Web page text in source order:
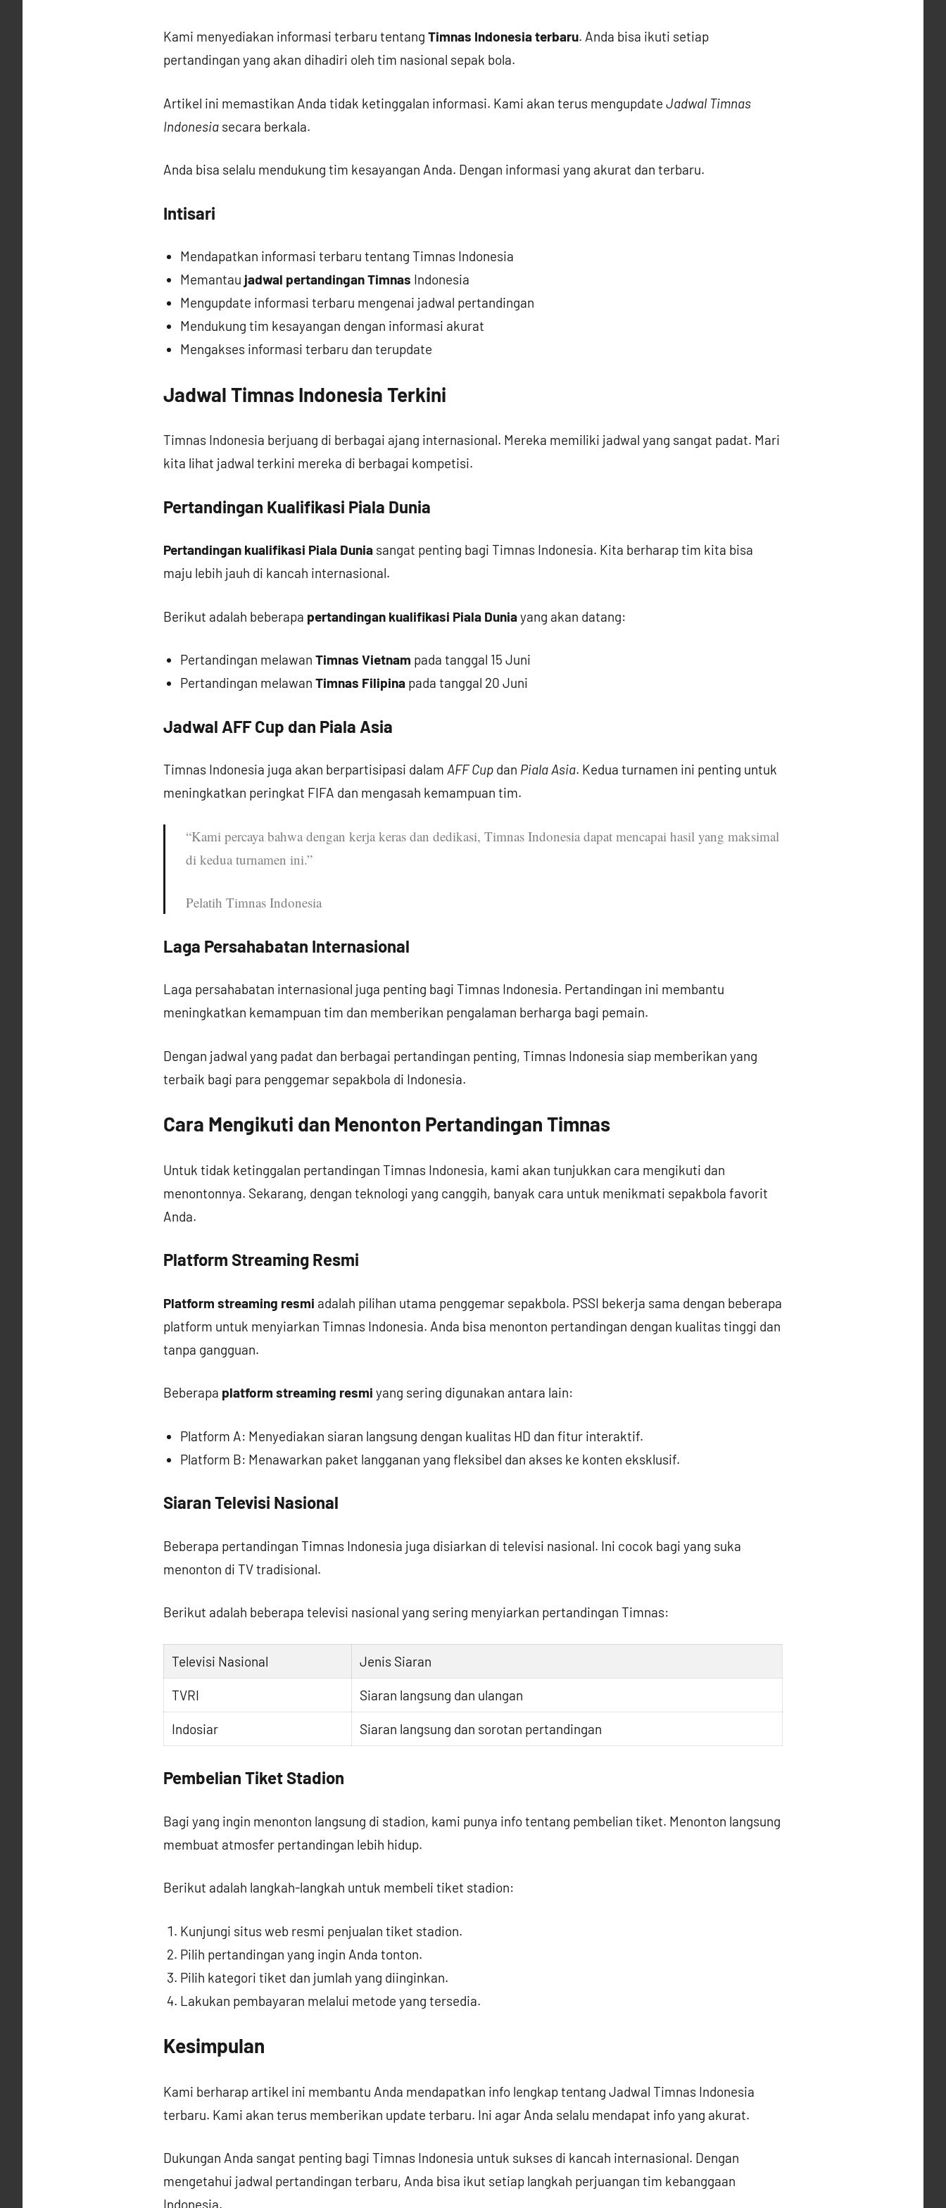
Kami menyediakan informasi terbaru tentang Timnas Indonesia terbaru. Anda bisa ikuti setiap
pertandingan yang akan dihadiri oleh tim nasional sepak bola.
Artikel ini memastikan Anda tidak ketinggalan informasi. Kami akan terus mengupdate Jadwal Timnas
Indonesia secara berkala.
Anda bisa selalu mendukung tim kesayangan Anda. Dengan informasi yang akurat dan terbaru.
Intisari
Mendapatkan informasi terbaru tentang Timnas Indonesia
Memantau jadwal pertandingan Timnas Indonesia
Mengupdate informasi terbaru mengenai jadwal pertandingan
Mendukung tim kesayangan dengan informasi akurat
Mengakses informasi terbaru dan terupdate
Jadwal Timnas Indonesia Terkini
Timnas Indonesia berjuang di berbagai ajang internasional. Mereka memiliki jadwal yang sangat padat. Mari
kita lihat jadwal terkini mereka di berbagai kompetisi.
Pertandingan Kualifikasi Piala Dunia
Pertandingan kualifikasi Piala Dunia sangat penting bagi Timnas Indonesia. Kita berharap tim kita bisa
maju lebih jauh di kancah internasional.
Berikut adalah beberapa pertandingan kualifikasi Piala Duniayang akan datang:
Pertandingan melawan Timnas Vietnam pada tanggal 15 Juni
Pertandingan melawan Timnas Filipinapada tanggal 20 Juni
Jadwal AFF Cup dan Piala Asia
Timnas Indonesia juga akan berpartisipasi dalam AFF Cup dan Piala Asia. Kedua turnamen ini penting untuk
meningkatkan peringkat FIFA dan mengasah kemampuan tim.
“Kami percaya bahwa dengan kerja keras dan dedikasi, Timnas Indonesia dapat mencapai hasil yang maksimal
di kedua turnamen ini.”
Pelatih Timnas Indonesia
Laga Persahabatan Internasional
Laga persahabatan internasional juga penting bagi Timnas Indonesia. Pertandingan ini membantu
meningkatkan kemampuan tim dan memberikan pengalaman berharga bagi pemain.
Dengan jadwal yang padat dan berbagai pertandingan penting, Timnas Indonesia siap memberikan yang
terbaik bagi para penggemar sepakbola di Indonesia.
Cara Mengikuti dan Menonton Pertandingan Timnas
Untuk tidak ketinggalan pertandingan Timnas Indonesia, kami akan tunjukkan cara mengikuti dan
menontonnya. Sekarang, dengan teknologi yang canggih, banyak cara untuk menikmati sepakbola favorit
Anda.
Platform Streaming Resmi
Platform streaming resmi adalah pilihan utama penggemar sepakbola. PSSI bekerja sama dengan beberapa
platform untuk menyiarkan Timnas Indonesia. Anda bisa menonton pertandingan dengan kualitas tinggi dan
tanpa gangguan.
Beberapa platform streaming resmi yang sering digunakan antara lain:
Platform A: Menyediakan siaran langsung dengan kualitas HD dan fitur interaktif.
Platform B: Menawarkan paket langganan yang fleksibel dan akses ke konten eksklusif.
Siaran Televisi Nasional
Beberapa pertandingan Timnas Indonesia juga disiarkan di televisi nasional. Ini cocok bagi yang suka
menonton di TV tradisional.
Berikut adalah beberapa televisi nasional yang sering menyiarkan pertandingan Timnas:
Televisi Nasional Jenis Siaran
TVRI Siaran langsung dan ulangan
Indosiar Siaran langsung dan sorotan pertandingan
Pembelian Tiket Stadion
Bagi yang ingin menonton langsung di stadion, kami punya info tentang pembelian tiket. Menonton langsung
membuat atmosfer pertandingan lebih hidup.
Berikut adalah langkah-langkah untuk membeli tiket stadion:
Kunjungi situs web resmi penjualan tiket stadion.
Pilih pertandingan yang ingin Anda tonton.
Pilih kategori tiket dan jumlah yang diinginkan.
Lakukan pembayaran melalui metode yang tersedia.
Kesimpulan
Kami berharap artikel ini membantu Anda mendapatkan info lengkap tentang Jadwal Timnas Indonesia
terbaru. Kami akan terus memberikan update terbaru. Ini agar Anda selalu mendapat info yang akurat.
Dukungan Anda sangat penting bagi Timnas Indonesia untuk sukses di kancah internasional. Dengan
mengetahui jadwal pertandingan terbaru, Anda bisa ikut setiap langkah perjuangan tim kebanggaan
Indonesia.